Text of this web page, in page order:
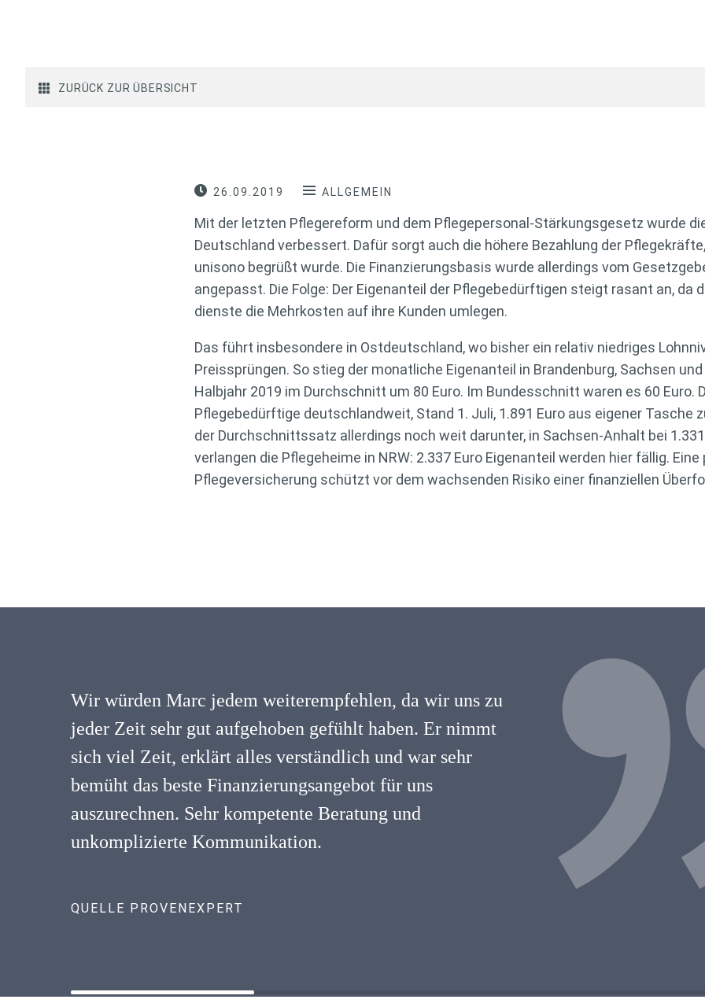
ZURÜCK ZUR ÜBERSICHT
26.09.2019 ALLGEMEIN
Mit der letzten Pflegereform und dem Pflegepersonal-Stärkungsgesetz wurde
Deutschland verbessert. Dafür sorgt auch die höhere Bezahlung der
unisono begrüßt wurde. Die Finanzierungsbasis wurde allerdings vom
angepasst. Die Folge: Der Eigenanteil der Pflegebedürftigen steigt rasant an, da
dienste die Mehrkosten auf ihre Kunden umlegen.
Das führt insbesondere in Ostdeutschland, wo bisher ein relativ niedriges
Preissprüngen. So stieg der monatliche Eigenanteil in Brandenburg, Sachsen
Halbjahr 2019 im Durchschnitt um 80 Euro. Im Bundesschnitt waren es 60
Pflegebedürftige deutschlandweit, Stand 1. Juli, 1.891 Euro aus eigener Tasche
der Durchschnittssatz allerdings noch weit darunter, in Sachsen-Anhalt bei
verlangen die Pflegeheime in NRW: 2.337 Euro Eigenanteil werden hier fällig. Eine
Pflegeversicherung schützt vor dem wachsenden Risiko einer finanziellen
Wir würden Marc jedem weiterempfehlen, da wir uns zu
jeder Zeit sehr gut aufgehoben gefühlt haben. Er nimmt
sich viel Zeit, erklärt alles verständlich und war sehr
bemüht das beste Finanzierungsangebot für uns
auszurechnen. Sehr kompetente Beratung und
unkomplizierte Kommunikation.
QUELLE PROVENEXPERT